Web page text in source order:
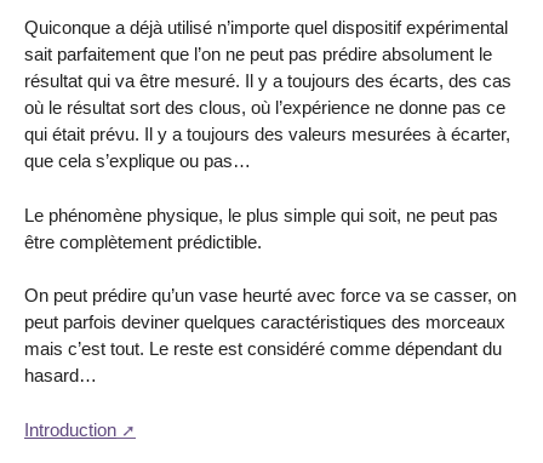
Quiconque a déjà utilisé n’importe quel dispositif expérimental
sait parfaitement que l’on ne peut pas prédire absolument le
résultat qui va être mesuré. Il y a toujours des écarts, des cas
où le résultat sort des clous, où l’expérience ne donne pas ce
qui était prévu. Il y a toujours des valeurs mesurées à écarter,
que cela s’explique ou pas…
Le phénomène physique, le plus simple qui soit, ne peut pas
être complètement prédictible.
On peut prédire qu’un vase heurté avec force va se casser, on
peut parfois deviner quelques caractéristiques des morceaux
mais c’est tout. Le reste est considéré comme dépendant du
hasard…
Introduction